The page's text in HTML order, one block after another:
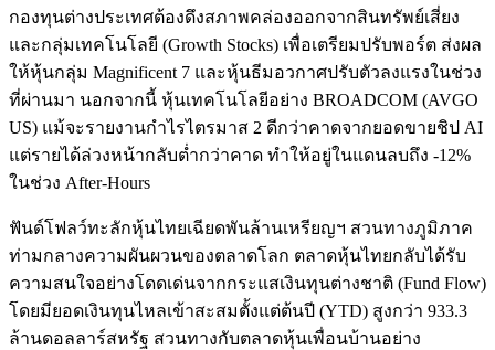
กองทุนต่างประเทศต้องดึงสภาพคล่องออกจากสินทรัพย์เสี่ยง
และกลุ่มเทคโนโลยี (Growth Stocks) เพื่อเตรียมปรับพอร์ต ส่งผล
ให้หุ้นกลุ่ม Magnificent 7 และหุ้นธีมอวกาศปรับตัวลงแรงในช่วง
ที่ผ่านมา นอกจากนี้ หุ้นเทคโนโลยีอย่าง BROADCOM (AVGO
US) แม้จะรายงานกำไรไตรมาส 2 ดีกว่าคาดจากยอดขายชิป AI
แต่รายได้ล่วงหน้ากลับต่ำกว่าคาด ทำให้อยู่ในแดนลบถึง -12%
ในช่วง After-Hours
ฟันด์โฟลว์ทะลักหุ้นไทยเฉียดพันล้านเหรียญฯ สวนทางภูมิภาค
ท่ามกลางความผันผวนของตลาดโลก ตลาดหุ้นไทยกลับได้รับ
ความสนใจอย่างโดดเด่นจากกระแสเงินทุนต่างชาติ (Fund Flow)
โดยมียอดเงินทุนไหลเข้าสะสมตั้งแต่ต้นปี (YTD) สูงกว่า 933.3
ล้านดอลลาร์สหรัฐ สวนทางกับตลาดหุ้นเพื่อนบ้านอย่าง